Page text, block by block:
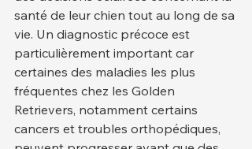
santé de leur chien tout au long de sa
vie. Un diagnostic précoce est
particulièrement important car
certaines des maladies les plus
fréquentes chez les Golden
Retrievers, notamment certains
cancers et troubles orthopédiques,